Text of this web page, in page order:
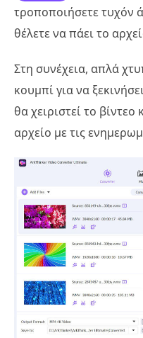
τροποποιήσετε τυχόν
θέλετε να πάει το
Στη συνέχεια, απλά
κουμπί για να
θα χειριστεί το
αρχείο με τις